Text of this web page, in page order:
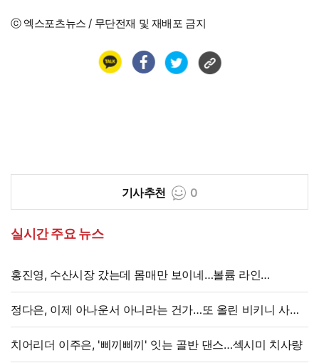
ⓒ 엑스포츠뉴스 / 무단전재 및 재배포 금지
기사추천 0
실시간 주요 뉴스
홍진영, 수산시장 갔는데 몸매만 보이네…볼륨 라인
'시선강탈'
정다은, 이제 아나운서 아니라는 건가…또 올린 비키니 사진,
과감 반전 매력
치어리더 이주은, '삐끼삐끼' 잇는 골반 댄스…섹시미 치사량